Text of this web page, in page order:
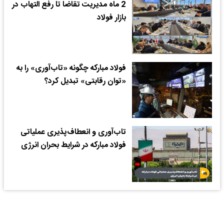
2 ماه مدیریت تقاضا تا رفع التهاب در
بازار فولاد
فولاد مبارکه چگونه «تاب‌آوری» را به
«توان رقابتی» تبدیل کرد؟
تاب‌آوری و انعطاف‌پذیری عملیاتی
فولاد مبارکه در شرایط بحران انرژی